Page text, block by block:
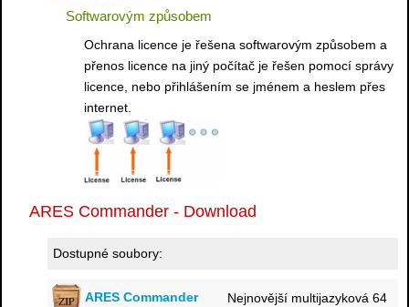
Softwarovým způsobem
Ochrana licence je řešena softwarovým způsobem a
přenos licence na jiný počítač je řešen pomocí správy
licence, nebo přihlášením se jménem a heslem přes
internet.
ARES Commander - Download
Dostupné soubory:
ARES Commander
Nejnovější multijazyková 64